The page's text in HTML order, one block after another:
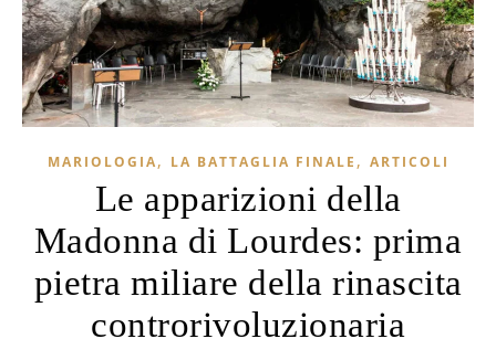
MARIOLOGIA, LA BATTAGLIA FINALE , ARTICOLI
Le apparizioni della
Madonna di Lourdes: prima
pietra miliare della rinascita
controrivoluzionaria